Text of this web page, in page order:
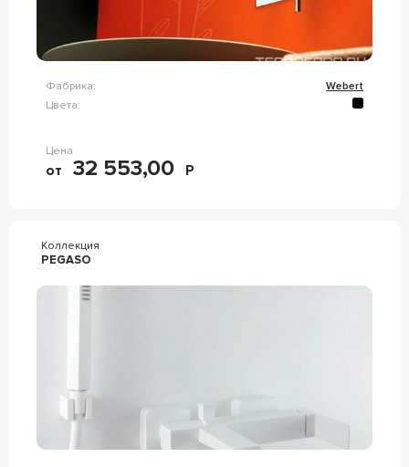
Фабрика:
Webert
Цвета:
Цена
от 32 553,00 Р
Коллекция
PEGASO